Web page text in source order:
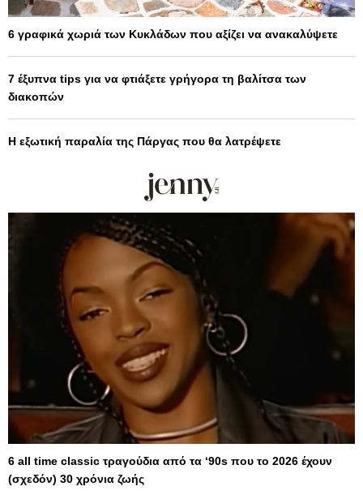
6 γραφικά χωριά των Κυκλάδων που αξίζει να ανακαλύψετε
7 έξυπνα tips για να φτιάξετε γρήγορα τη βαλίτσα των
διακοπών
Η εξωτική παραλία της Πάργας που θα λατρέψετε
6 all time classic τραγούδια από τα ‘90s που το 2026 έχουν
(σχεδόν) 30 χρόνια ζωής